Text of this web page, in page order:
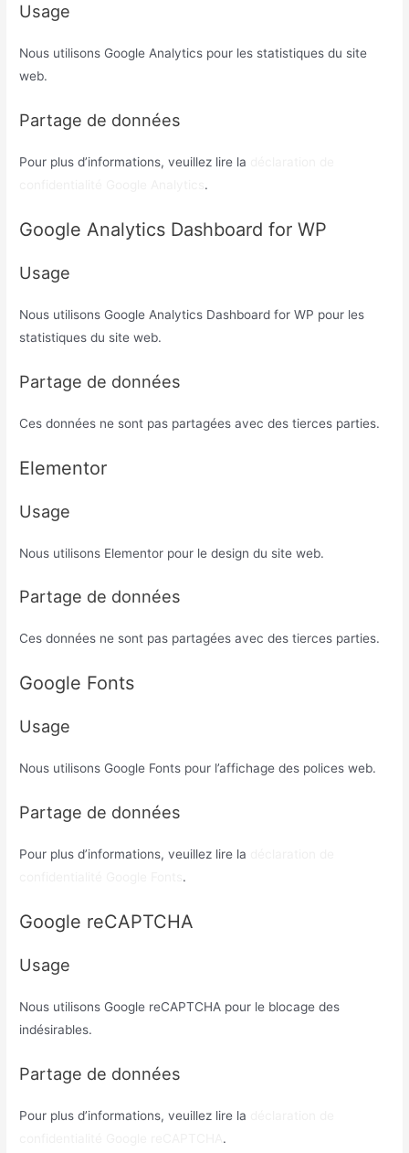
Usage
Nous utilisons Google Analytics pour les statistiques du site
web.
Partage de données
Pour plus d’informations, veuillez lire la
.
Google Analytics Dashboard for WP
Usage
Nous utilisons Google Analytics Dashboard for WP pour les
statistiques du site web.
Partage de données
Ces données ne sont pas partagées avec des tierces parties.
Elementor
Usage
Nous utilisons Elementor pour le design du site web.
Partage de données
Ces données ne sont pas partagées avec des tierces parties.
Google Fonts
Usage
Nous utilisons Google Fonts pour l’affichage des polices web.
Partage de données
Pour plus d’informations, veuillez lire la
.
Google reCAPTCHA
Usage
Nous utilisons Google reCAPTCHA pour le blocage des
indésirables.
Partage de données
Pour plus d’informations, veuillez lire la
.